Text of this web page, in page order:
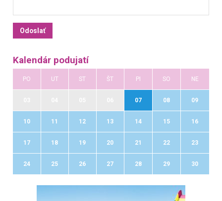
Kalendár podujatí
PO UT ST ŠT PI SO NE
07 08 09
10 11 12 13 14 15 16
17 18 19 20 21 22 23
24 25 26 27 28 29 30